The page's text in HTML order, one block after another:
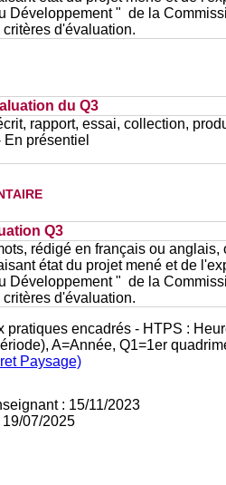
Développement " de la
d'évaluation.
du Q3
rapport, essai, collection,
présentiel
Q3
rédigé en français ou
état du projet mené et de
Développement " de la
d'évaluation.
encadrés - HTPS :
A=Année, Q1=1er
Paysage)
: 15/11/2023
07/2025